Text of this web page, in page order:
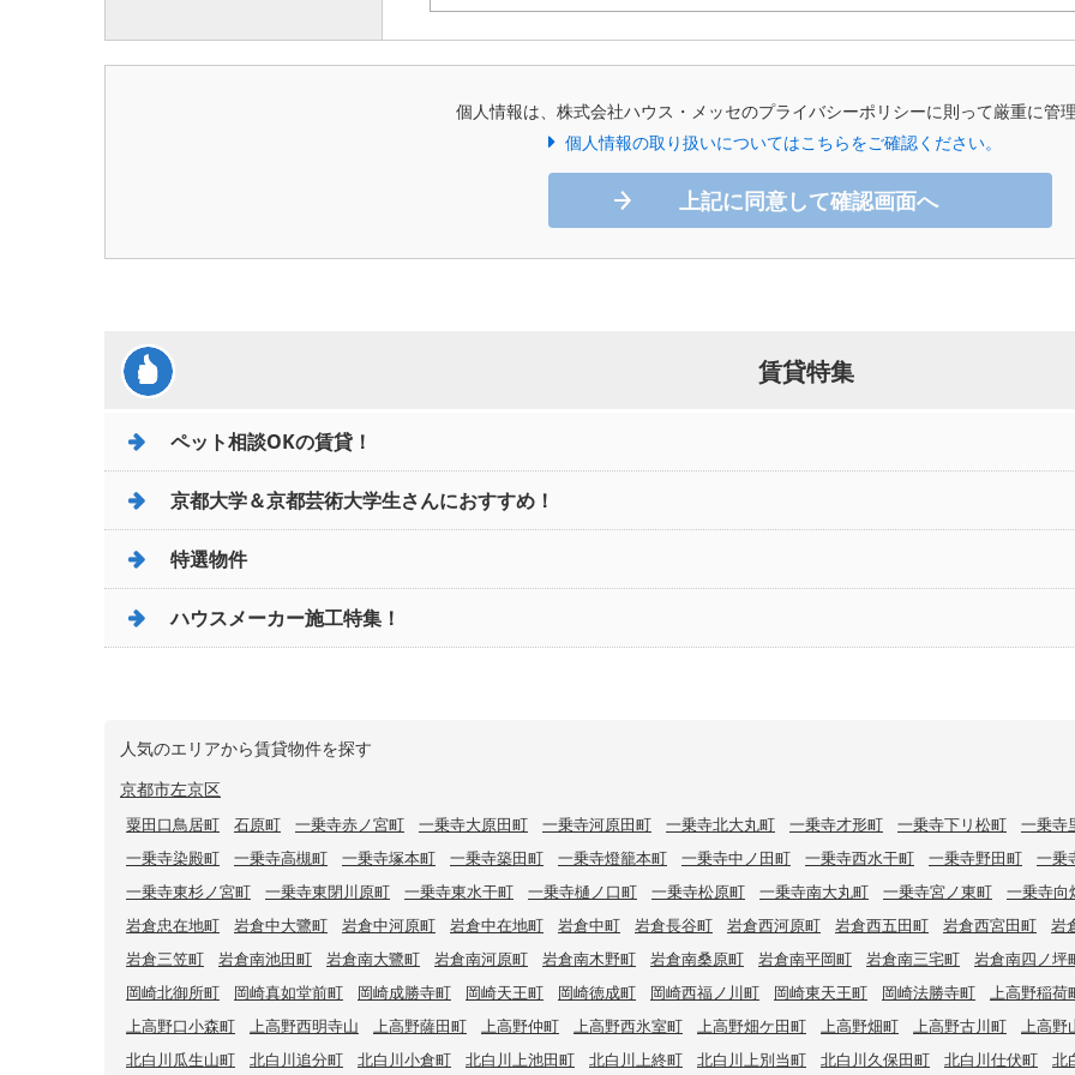
個人情報は、株式会社ハウス・メッセのプライバシーポリシーに則って厳重に管理
個人情報の取り扱いについてはこちらをご確認ください。
上記に同意して確認画面へ
賃貸特集
ペット相談OKの賃貸！
京都大学＆京都芸術大学生さんにおすすめ！
特選物件
ハウスメーカー施工特集！
人気のエリアから賃貸物件を探す
京都市左京区
粟田口鳥居町 石原町 一乗寺赤ノ宮町 一乗寺大原田町 一乗寺河原田町 一乗寺北大丸町 一乗寺才形町 一乗寺下リ松町 一乗寺
一乗寺染殿町
一乗寺高槻町 一乗寺塚本町 一乗寺築田町 一乗寺燈籠本町 一乗寺中ノ田町 一乗寺西水干町 一乗寺野田町 一乗
一乗寺東杉ノ宮町
一乗寺東閉川原町 一乗寺東水干町 一乗寺樋ノ口町 一乗寺松原町 一乗寺南大丸町 一乗寺宮ノ東町 一乗寺向
岩倉忠在地町
岩倉中大鷺町 岩倉中河原町 岩倉中在地町 岩倉中町 岩倉長谷町 岩倉西河原町 岩倉西五田町 岩倉西宮田町 岩
岩倉三笠町
岩倉南池田町 岩倉南大鷺町 岩倉南河原町 岩倉南木野町 岩倉南桑原町 岩倉南平岡町 岩倉南三宅町 岩倉南四ノ坪
岡崎北御所町
岡崎真如堂前町 岡崎成勝寺町 岡崎天王町 岡崎徳成町 岡崎西福ノ川町 岡崎東天王町 岡崎法勝寺町 上高野稲荷
上高野口小森町
上高野西明寺山 上高野薩田町 上高野仲町 上高野西氷室町 上高野畑ケ田町 上高野畑町 上高野古川町 上高
北白川瓜生山町
北白川追分町 北白川小倉町 北白川上池田町 北白川上終町 北白川上別当町 北白川久保田町 北白川仕伏町 北